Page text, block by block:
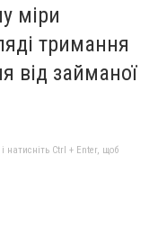
міри
тримання
від займаної
натисніть Ctrl + Enter, щоб